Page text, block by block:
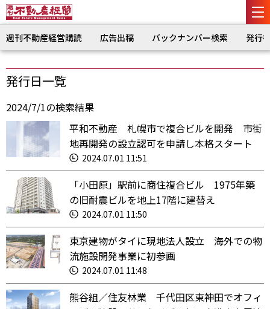
週刊不動産経営購読 広告出稿 バックナンバー検索 発行
発行日一覧
2024/7/1の検索結果
平和不動産 札幌市で複合ビルを開発 市街
地再開発の設立認可を申請し本格スタート
2024.07.01 11:51
「小田原」駅前に商住複合ビル 1975年築
の旧耐震ビルを地上17階に建替え
2024.07.01 11:50
東京建物がタイに現地法人設立 海外での物
流施設開発事業に初参画
2024.07.01 11:48
熊谷組／住友林業 千代田区東神田でオフィ